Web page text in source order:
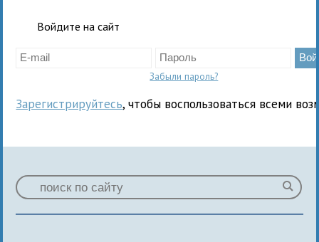
Войдите на сайт
Забыли пароль?
Зарегистрируйтесь, чтобы воспользоваться всеми